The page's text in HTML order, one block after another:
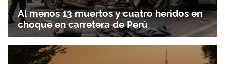
Al menos 13 muertos y cuatro heridos en
choque en carretera de Perú